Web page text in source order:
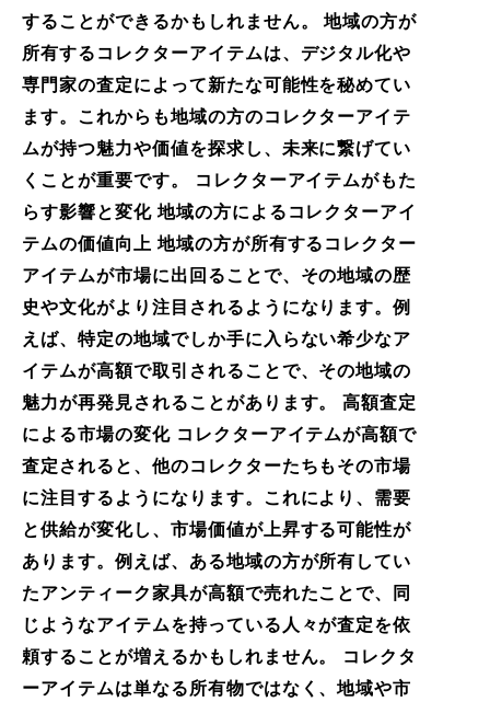
することができるかもしれません。 地域の方が
所有するコレクターアイテムは、デジタル化や
専門家の査定によって新たな可能性を秘めてい
ます。これからも地域の方のコレクターアイテ
ムが持つ魅力や価値を探求し、未来に繋げてい
くことが重要です。 コレクターアイテムがもた
らす影響と変化 地域の方によるコレクターアイ
テムの価値向上 地域の方が所有するコレクター
アイテムが市場に出回ることで、その地域の歴
史や文化がより注目されるようになります。例
えば、特定の地域でしか手に入らない希少なア
イテムが高額で取引されることで、その地域の
魅力が再発見されることがあります。 高額査定
による市場の変化 コレクターアイテムが高額で
査定されると、他のコレクターたちもその市場
に注目するようになります。これにより、需要
と供給が変化し、市場価値が上昇する可能性が
あります。例えば、ある地域の方が所有してい
たアンティーク家具が高額で売れたことで、同
じようなアイテムを持っている人々が査定を依
頼することが増えるかもしれません。 コレクタ
ーアイテムは単なる所有物ではなく、地域や市